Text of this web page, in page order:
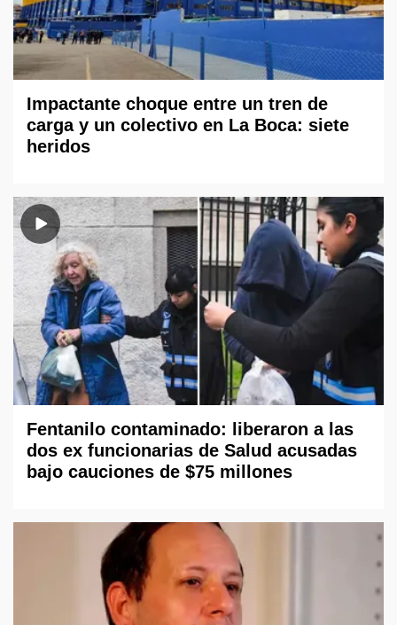
Impactante choque entre un tren de
carga y un colectivo en La Boca: siete
heridos
Fentanilo contaminado: liberaron a las
dos ex funcionarias de Salud acusadas
bajo cauciones de $75 millones